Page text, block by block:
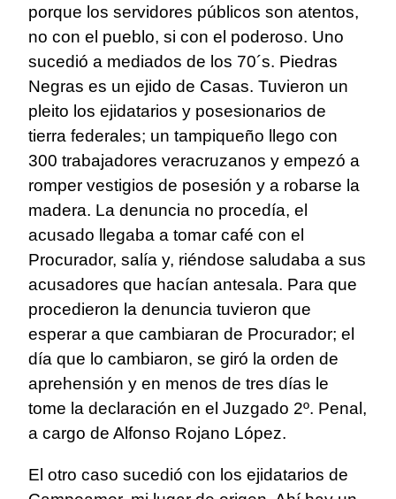
porque los servidores públicos son atentos,
no con el pueblo, si con el poderoso. Uno
sucedió a mediados de los 70´s. Piedras
Negras es un ejido de Casas. Tuvieron un
pleito los ejidatarios y posesionarios de
tierra federales; un tampiqueño llego con
300 trabajadores veracruzanos y empezó a
romper vestigios de posesión y a robarse la
madera. La denuncia no procedía, el
acusado llegaba a tomar café con el
Procurador, salía y, riéndose saludaba a sus
acusadores que hacían antesala. Para que
procedieron la denuncia tuvieron que
esperar a que cambiaran de Procurador; el
día que lo cambiaron, se giró la orden de
aprehensión y en menos de tres días le
tome la declaración en el Juzgado 2º. Penal,
a cargo de Alfonso Rojano López.
El otro caso sucedió con los ejidatarios de